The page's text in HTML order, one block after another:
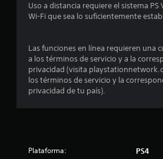
Uso a distancia requiere el sistema
Wi-Fi que sea lo suficientemente
Las funciones en línea requieren una
a los términos de servicio y a la
privacidad (visita
los términos de servicio y la
privacidad de tu país).
Plataforma: PS4